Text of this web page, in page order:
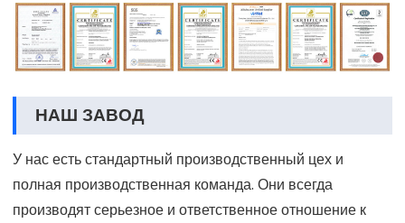
НАШ ЗАВОД
У нас есть стандартный производственный цех и
полная производственная команда. Они всегда
производят серьезное и ответственное отношение к